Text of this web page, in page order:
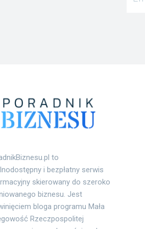
to
i bezpłatny serwis
skierowany do szeroko
biznesu. Jest
bloga programu Mała
Rzeczpospolitej